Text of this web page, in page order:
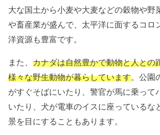
大な国土から小麦や大麦などの穀物や野
や畜産業が盛んで、太平洋に面するコロ
洋資源も豊富です。
また、カナダは自然豊かで動物と人との
様々な野生動物が暮らしています。公園
がすぐそばにいたり、警官が馬に乗って
いたり、犬が電車のイスに座っているな
景を目にすることもあります。